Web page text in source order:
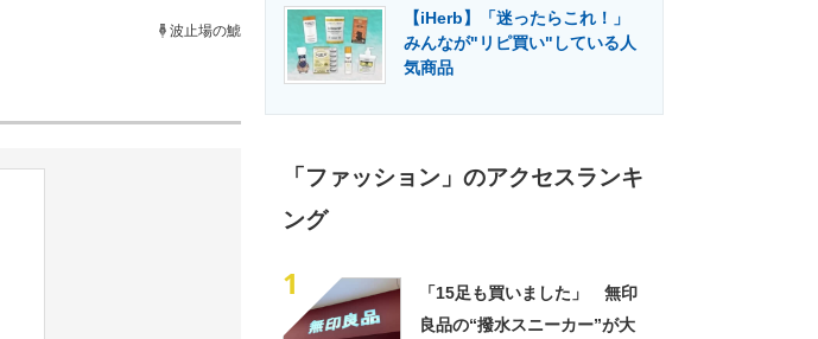
波止場の鯱
【iHerb】「迷ったらこれ！」
みんなが"リピ買い"している人
気商品
「ファッション」のアクセスランキ
ング
1
「15足も買いました」 無印
良品の“撥水スニーカー”が大